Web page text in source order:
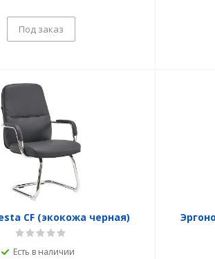
Под заказ
CF (экокожа черная)
Есть в наличии